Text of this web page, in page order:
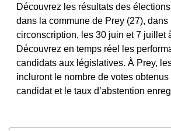
Découvrez les résultats des
dans la commune de Prey (27), dans
circonscription, les 30 juin et 7 juillet
Découvrez en temps réel les
candidats aux législatives. À Prey,
incluront le nombre de votes
candidat et le taux d’abstention